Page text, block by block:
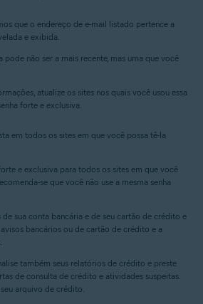
que o endereço de e-mail listado pertence a
e exibida.
pode não ser a mais recente, mas uma que você
atualize os sites nos quais você usou essa
forte e exclusiva.
em todos os sites em que você possa tê-la
e exclusiva para todos os sites em que você
se que você não use a mesma senha
sua conta bancária e de seu cartão de crédito e
bancários ou de cartão de crédito e a
também seus relatórios de crédito e preste
de consulta de crédito e atividades suspeitas.
arquivo de crédito.